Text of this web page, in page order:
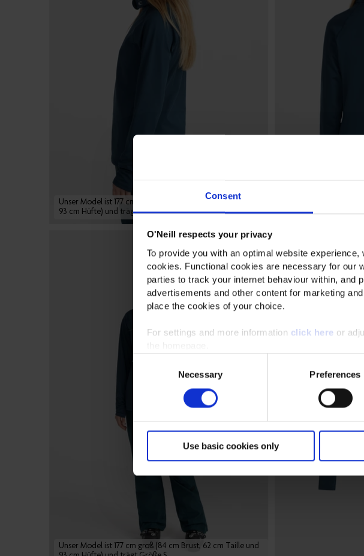
Consent
O'Neill respects your privacy
To provide you with an optimal website
cookies. Functional cookies are necessary for our
parties to track your internet behaviour within, and
advertisements and other content for marketing
place the cookies of your choice.
For settings and more information click here or
Necessary Preferences
Use basic cookies only
Unser Model ist 177 cm groß (84 cm Brust, 62 cm Taille und
93 cm Hüfte) und trägt Größe S
93 cm Hüfte) und trägt
Unser Model ist 177 cm groß (84 cm Brust, 62 cm Taille und